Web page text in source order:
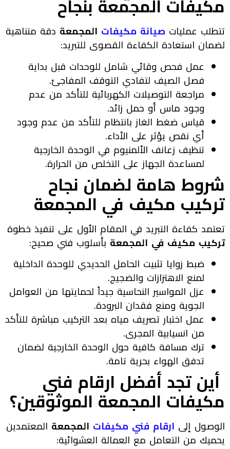
مكيفات المجمعة بنجاح
تتطلب عمليات صيانة مكيفات المجمعة دقة متناهية
لضمان استعادة الكفاءة القصوى للتبريد:
عمل فحص وقائي شامل للوحدات قبل بداية
فصل الصيف لتفادي التوقف المفاجئ.
مراجعة التوصيلات الكهربائية للتأكد من عدم
وجود ماس أو حمل زائد.
قياس ضغط الغاز بانتظام للتأكد من عدم وجود
أي نقص يؤثر على الأداء.
تنظيف زعانف الألمنيوم في الوحدة الخارجية
لمساعدة الجهاز على التخلص من الحرارة.
شروط هامة لضمان نجاح
تركيب مكيف في المجمعة
تعتمد كفاءة التبريد في المقام الأول على تنفيذ خطوة
تركيب مكيف في المجمعة بأسلوب فني صحيح:
ضبط زوايا تثبيت الحامل الحديدي للوحدة الداخلية
لمنع الاهتزازات والضجيج.
عزل المواسير النحاسية جيداً لحمايتها من العوامل
الجوية ومنع فقدان البرودة.
عمل اختبار تصريف مياه بعد التركيب مباشرة للتأكد
من انسيابية المجرى.
ترك مسافة كافية حول الوحدة الخارجية لضمان
تدفق الهواء بحرية تامة.
أين تجد أفضل ارقام فني
مكيفات المجمعة الموثوقين؟
الوصول إلى ارقام فني مكيفات المجمعة المعتمدين
يحميك من التعامل مع العمالة العشوائية: